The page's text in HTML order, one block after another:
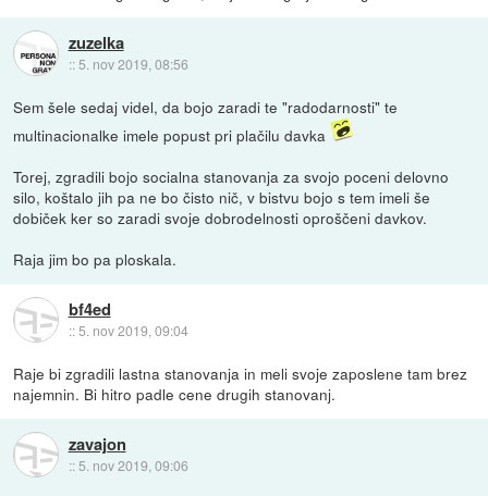
zuzelka
:: 5. nov 2019, 08:56
Sem šele sedaj videl, da bojo zaradi te "radodarnosti" te
multinacionalke imele popust pri plačilu davka
Torej, zgradili bojo socialna stanovanja za svojo poceni delovno
silo, koštalo jih pa ne bo čisto nič, v bistvu bojo s tem imeli še
dobiček ker so zaradi svoje dobrodelnosti oproščeni davkov.
Raja jim bo pa ploskala.
bf4ed
::5. nov 2019, 09:04
Raje bi zgradili lastna stanovanja in meli svoje zaposlene tam brez
najemnin. Bi hitro padle cene drugih stanovanj.
zavajon
:: 5. nov 2019, 09:06